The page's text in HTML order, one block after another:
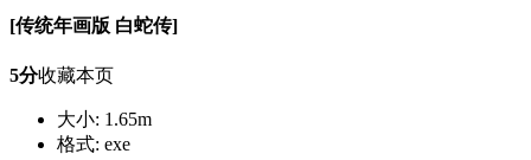
[传统年画版 白蛇传]
5分收藏本页
大小: 1.65m
格式: exe